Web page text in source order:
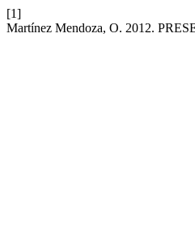
[1]
Martínez Mendoza, O. 2012.